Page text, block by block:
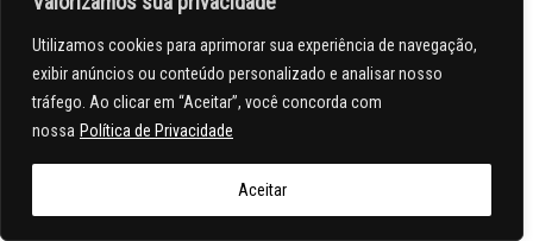
Utilizamos cookies para aprimorar sua experiência de navegação,
exibir anúncios ou conteúdo personalizado e analisar nosso
tráfego. Ao clicar em “Aceitar”, você concorda com
nossa Política de Privacidade
Aceitar
O desenvolvimento dos motores recíprocos de ciclo Otto
e Diesel, o elevado consumo, emissões e nível de ruído
das turbinas a gás acabaram inviabilizando seu uso